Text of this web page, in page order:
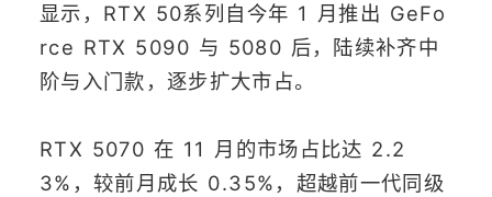
显示，RTX 50系列自今年 1 月推出 GeFo
rce RTX 5090 与 5080 后，陆续补齐中
阶与入门款，逐步扩大市占。
RTX 5070 在 11 月的市场占比达 2.2
3%，较前月成长 0.35%，超越前一代同级